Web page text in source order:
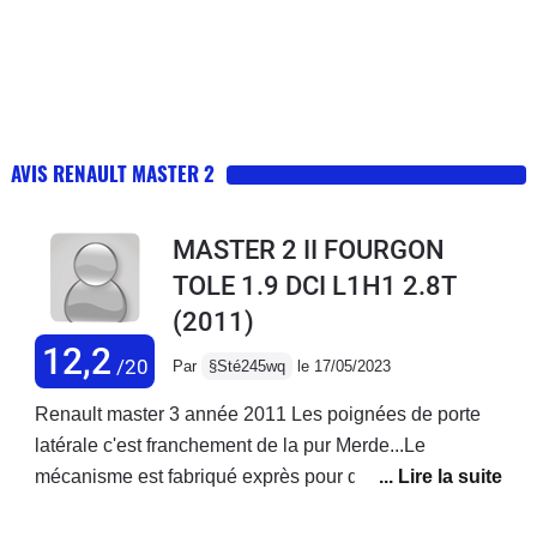
AVIS RENAULT MASTER 2
12,2 /20
MASTER 2 II FOURGON
TOLE 1.9 DCI L1H1 2.8T
(2011)
Par §Sté245wq le 17/05/2023
Renault master 3 année 2011 Les poignées de porte
latérale c'est franchement de la pur Merde...Le
mécanisme est fabriqué exprès pour qu'il casse et oui